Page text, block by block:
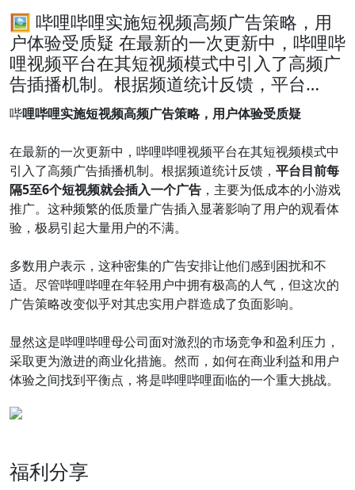
🖼 哔哩哔哩实施短视频高频广告策略，用
户体验受质疑 在最新的一次更新中，哔哩哔
哩视频平台在其短视频模式中引入了高频广
告插播机制。根据频道统计反馈，平台…
哔哩哔哩实施短视频高频广告策略，用户体验受质疑
在最新的一次更新中，哔哩哔哩视频平台在其短视频模式中
引入了高频广告插播机制。根据频道统计反馈， 平台目前每
隔5至6个短视频就会插入一个广告 ，主要为低成本的小游戏
推广。这种频繁的低质量广告插入显著影响了用户的观看体
验，极易引起大量用户的不满。
多数用户表示，这种密集的广告安排让他们感到困扰和不
适。尽管哔哩哔哩在年轻用户中拥有极高的人气，但这次的
广告策略改变似乎对其忠实用户群造成了负面影响。
显然这是哔哩哔哩母公司面对激烈的市场竞争和盈利压力，
采取更为激进的商业化措施。然而，如何在商业利益和用户
体验之间找到平衡点，将是哔哩哔哩面临的一个重大挑战。
福利分享